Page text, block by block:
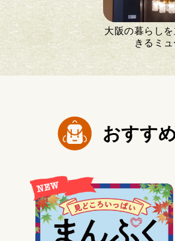
大阪の暮らし
きるミ
おすす